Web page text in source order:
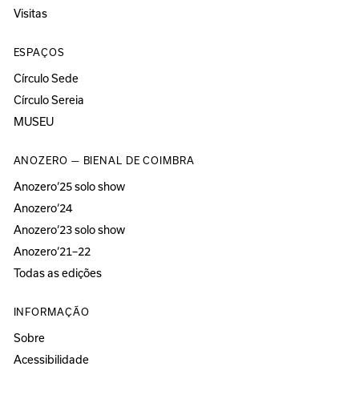
Visitas
ESPAÇOS
Círculo Sede
Círculo Sereia
MUSEU
ANOZERO — BIENAL DE COIMBRA
Anozero‘25 solo show
Anozero‘24
Anozero‘23 solo show
Anozero‘21–22
Todas as edições
INFORMAÇÃO
Sobre
Acessibilidade